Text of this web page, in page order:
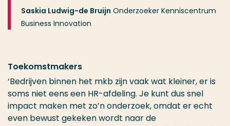
Saskia Ludwig-de Bruijn Onderzoeker Kenniscentrum
Business Innovation
Toekomstmakers
‘Bedrijven binnen het mkb zijn vaak wat kleiner, er is
soms niet eens een HR-afdeling. Je kunt dus snel
impact maken met zo’n onderzoek, omdat er echt
even bewust gekeken wordt naar de